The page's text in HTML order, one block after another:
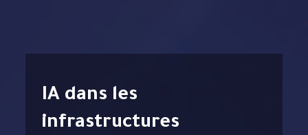
IA dans les
infrastructures